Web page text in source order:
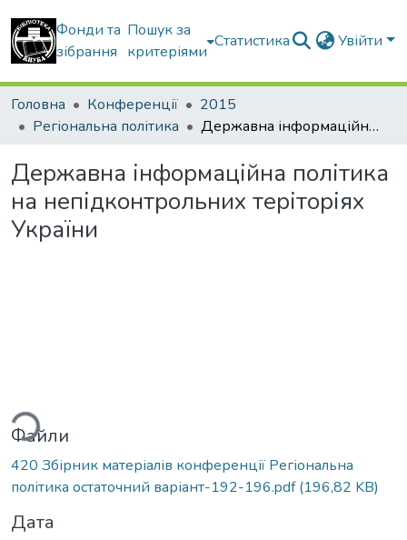
Фонди та
зібрання
Пошук за
критеріями
Статистика Увійти
Головна Конференції
2015
Регіональна політика
Державна інформаційна політика на непідконтрольних теріторіях України
Державна інформаційна політика
на непідконтрольних теріторіях
України
Файли
420 Збірник матеріалів конференції Регіональна
політика остаточний варіант-192-196.pdf(196,82 KB)
Дата